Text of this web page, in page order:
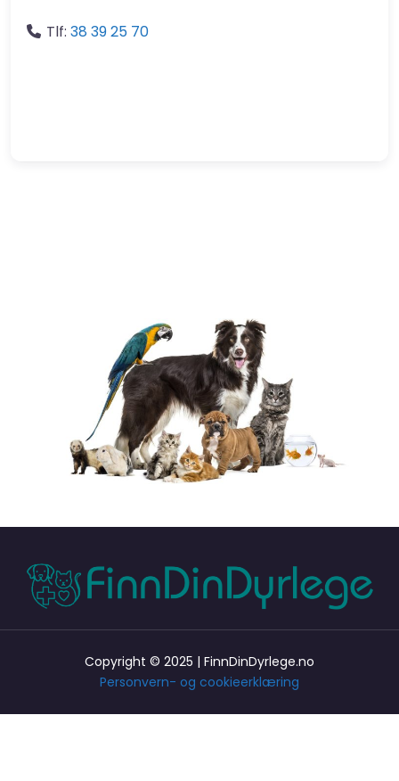
Tlf: 38 39 25 70
Copyright © 2025 | FinnDinDyrlege.no
Personvern- og cookieerklæring